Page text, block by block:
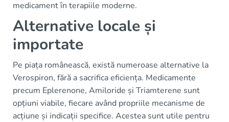
medicament în terapiile moderne.
Alternative locale și
importate
Pe piața românească, există numeroase alternative la
Verospiron, fără a sacrifica eficiența. Medicamente
precum Eplerenone, Amiloride și Triamterene sunt
opțiuni viabile, fiecare având propriile mecanisme de
acțiune și indicații specifice. Acestea sunt utile pentru